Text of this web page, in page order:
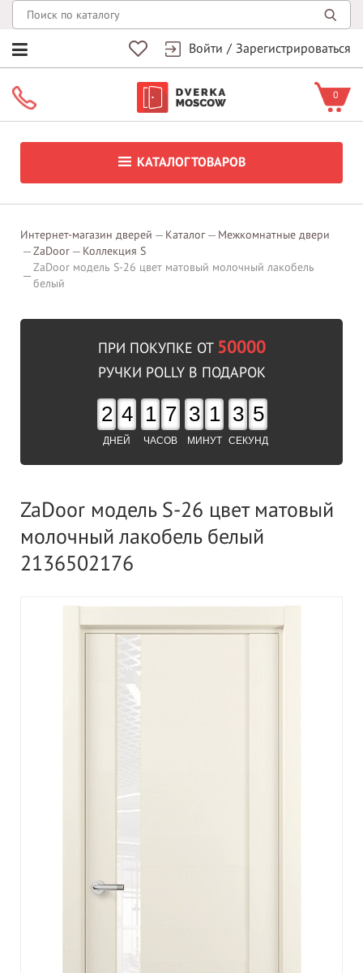
Войти / Зарегистрироваться
0
КАТАЛОГ ТОВАРОВ
Интернет-магазин дверей Каталог
Межкомнатные двери
ZaDoor
Коллекция S
ZaDoor модель S-26 цвет матовый молочный лакобель
белый
ПРИ ПОКУПКЕ ОТ 50000
РУЧКИ POLLY В ПОДАРОК
2 4
ДНЕЙ
1 7
ЧАСОВ
3 1
МИНУТ
3 4
СЕКУНД
ZaDoor модель S-26 цвет матовый
молочный лакобель белый
2136502176